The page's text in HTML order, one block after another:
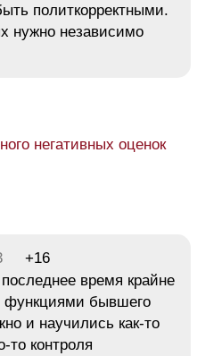
политкорректными.
нужно независимо
негативных оценок
+16
время крайне
функциями бывшего
и научились как-то
то контроля